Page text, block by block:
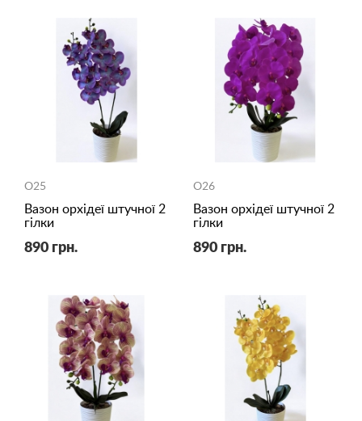
O25
Вазон орхідеї штучної 2
гілки
890 грн.
O26
Вазон орхідеї штучної 2
гілки
890 грн.